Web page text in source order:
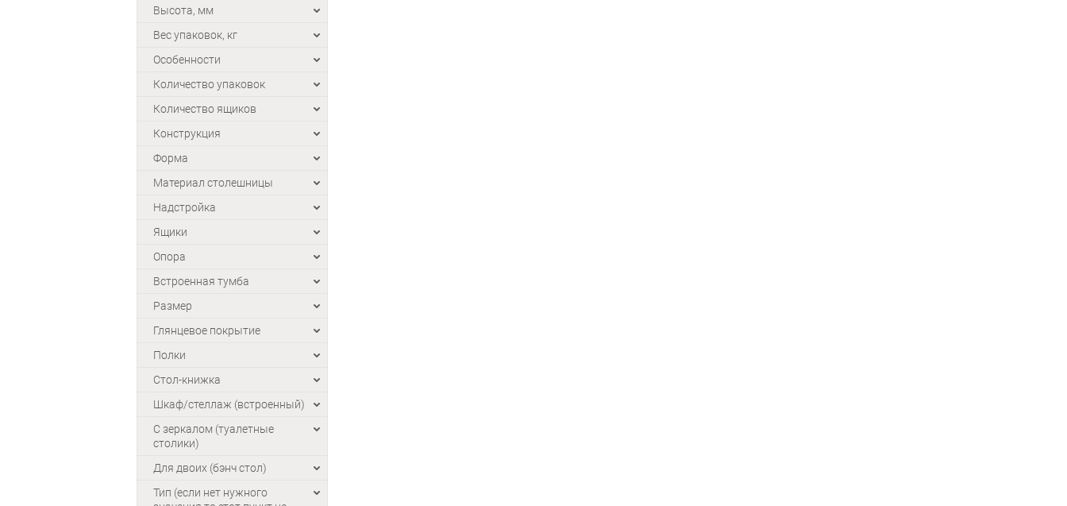
Высота, мм
Вес упаковок, кг
Особенности
Количество упаковок
Количество ящиков
Конструкция
Форма
Материал столешницы
Надстройка
Ящики
Опора
Встроенная тумба
Размер
Глянцевое покрытие
Полки
Стол-книжка
Шкаф/стеллаж (встроенный)
С зеркалом (туалетные
столики)
Для двоих (бэнч стол)
Тип (если нет нужного